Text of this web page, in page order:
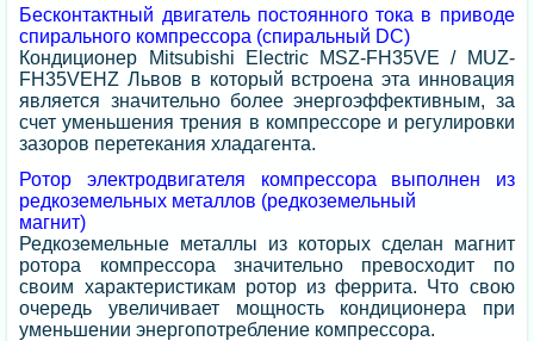
Бесконтактный двигатель постоянного тока в приводе
спирального компрессора (спиральный DC)
Кондиционер Mitsubishi Electric MSZ-FH35VE / MUZ-
FH35VEHZ Львов в который встроена эта инновация
является значительно более энергоэффективным, за
счет уменьшения трения в компрессоре и регулировки
зазоров перетекания хладагента.
Ротор электродвигателя компрессора выполнен из
редкоземельных металлов (редкоземельный
магнит)
Редкоземельные металлы из которых сделан магнит
ротора компрессора значительно превосходит по
своим характеристикам ротор из феррита. Что свою
очередь увеличивает мощность кондиционера при
уменьшении энергопотребление компрессора.